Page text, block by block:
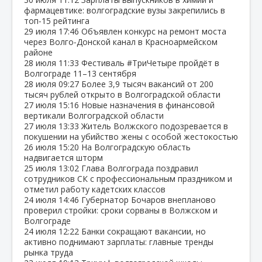
фармацевтике: волгоградские вузы закрепились в
топ‑15 рейтинга
29 июля 17:46 Объявлен конкурс на ремонт моста
через Волго‑Донской канал в Красноармейском
районе
28 июля 11:33 Фестиваль #ТриЧетыре пройдёт в
Волгограде 11–13 сентября
28 июля 09:27 Более 3,9 тысяч вакансий от 200
тысяч рублей открыто в Волгоградской области
27 июля 15:16 Новые назначения в финансовой
вертикали Волгоградской области
27 июля 13:33 Житель Волжского подозревается в
покушении на убийство жены с особой жестокостью
26 июля 15:20 На Волгоградскую область
надвигается шторм
25 июля 13:02 Глава Волгограда поздравил
сотрудников СК с профессиональным праздником и
отметил работу кадетских классов
24 июля 14:46 Губернатор Бочаров внепланово
проверил стройки: сроки сорваны в Волжском и
Волгограде
24 июля 12:22 Банки сокращают вакансии, но
активно поднимают зарплаты: главные тренды
рынка труда